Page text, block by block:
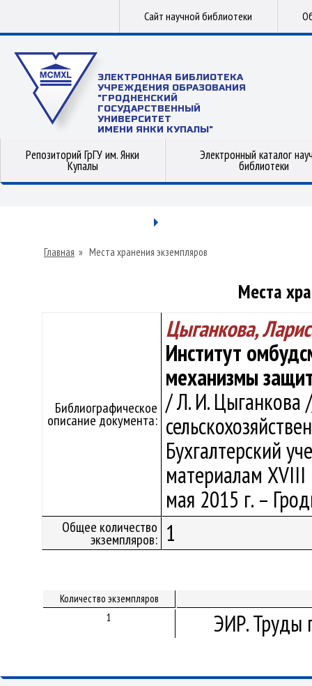
Сайт научной библиотеки
ЭЛЕКТРОННАЯ БИБЛИОТЕКА
УЧРЕЖДЕНИЯ ОБРАЗОВАНИЯ
"ГРОДНЕНСКИЙ
ГОСУДАРСТВЕННЫЙ
УНИВЕРСИТЕТ
ИМЕНИ ЯНКИ КУПАЛЫ"
Репозиторий ГрГУ им. Янки
Купалы
Электронный каталог
библиотеки
Главная » Места хранения экземпляров
Места
Библиографическое
описание документа:
Цыганкова,
Институт
механизмы
/ Л. И. Цыганкова
Бухгалтерский
материалам ХVIII
мая 2015 г. –
Общее количество
экземпляров: 1
Количество экземпляров
1
ЭИР. Труды